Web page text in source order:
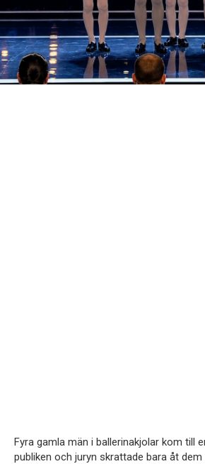
Fyra gamla män i ballerinakjolar kom till
publiken och juryn skrattade bara åt